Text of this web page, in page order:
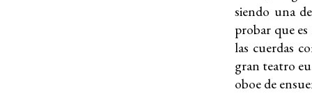
siendo una
probar que
las cuerdas
gran teatro
oboe de